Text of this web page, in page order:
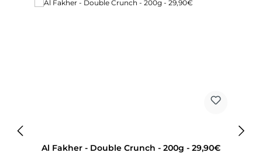
Al Fakher - Double Crunch - 200g - 29,90€